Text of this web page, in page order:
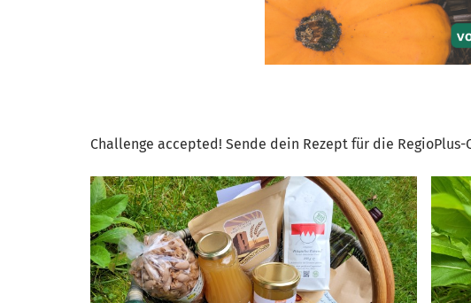
Challenge accepted! Sende dein Rezept für die